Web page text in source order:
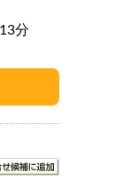
博多南線 博多 駅 徒歩 13分